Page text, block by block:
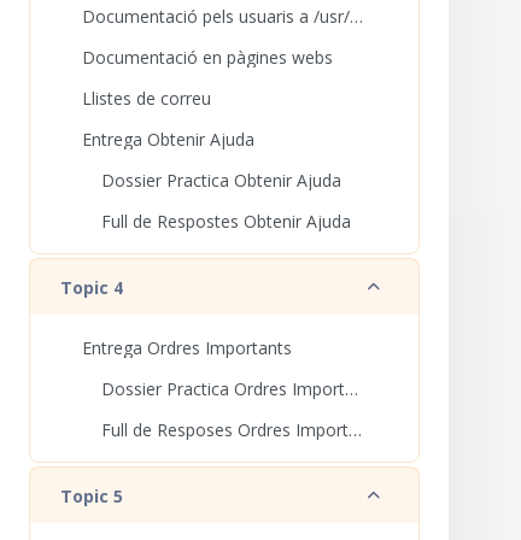
Documentació pels usuaris a /usr/share/doc/[nom-del-paquet/]
Documentació en pàgines webs
Llistes de correu
Entrega Obtenir Ajuda
Dossier Practica Obtenir Ajuda
Full de Respostes Obtenir Ajuda
Topic 4 Redueix
Entrega Ordres Importants
Dossier Practica Ordres Importants
Full de Resposes Ordres Importants
Topic 5 Redueix